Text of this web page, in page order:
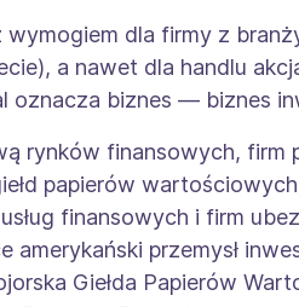
wymogiem dla firmy z
a nawet dla handlu
oznacza biznes — biznes
rynków finansowych, firm
papierów
finansowych i firm
amerykański przemysł
Giełda Papierów